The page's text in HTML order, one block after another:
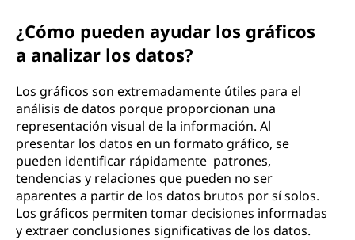
¿Cómo pueden ayudar los gráficos
a analizar los datos?
Los gráficos son extremadamente útiles para el
análisis de datos porque proporcionan una
representación visual de la información. Al
presentar los datos en un formato gráfico, se
pueden identificar rápidamente patrones,
tendencias y relaciones que pueden no ser
aparentes a partir de los datos brutos por sí solos.
Los gráficos permiten tomar decisiones informadas
y extraer conclusiones significativas de los datos.